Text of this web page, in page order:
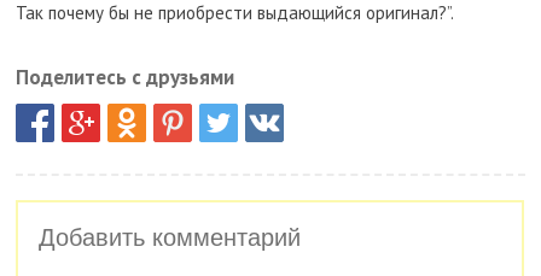
Так почему бы не приобрести выдающийся оригинал?”.
Поделитесь с друзьями
Добавить комментарий